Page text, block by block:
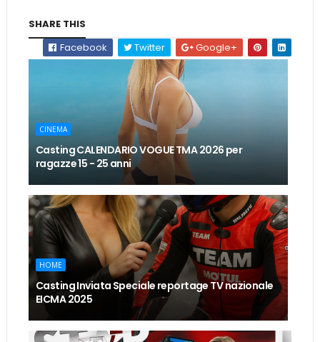
SHARE THIS
Facebook
Twitter Google+
CINEMA
Casting CALENDARIO VOGUE TMA 2026 per
ragazze 15 - 25 anni
HOME
Casting Inviata Speciale reportage TV nazionale
EICMA 2025